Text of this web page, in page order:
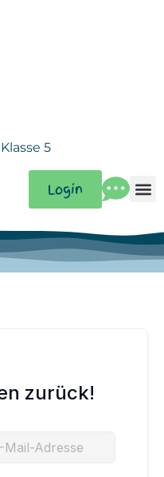
5
Login
zurück!